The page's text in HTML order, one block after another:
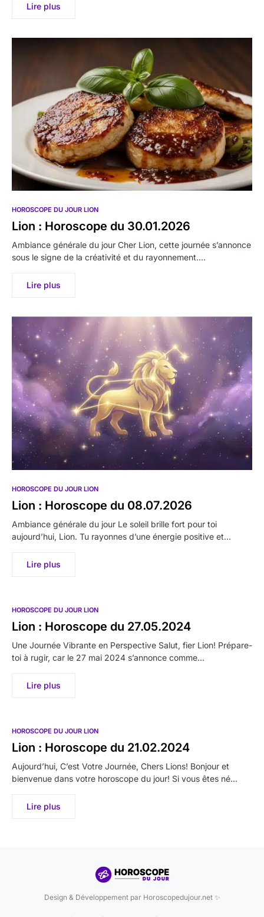
Lire plus
HOROSCOPE DU JOUR LION
Lion : Horoscope du 30.01.2026
Ambiance générale du jour Cher Lion, cette journée s’annonce
sous le signe de la créativité et du rayonnement.…
Lire plus
HOROSCOPE DU JOUR LION
Lion : Horoscope du 08.07.2026
Ambiance générale du jour Le soleil brille fort pour toi
aujourd’hui, Lion. Tu rayonnes d’une énergie positive et…
Lire plus
HOROSCOPE DU JOUR LION
Lion : Horoscope du 27.05.2024
Une Journée Vibrante en Perspective Salut, fier Lion! Prépare-
toi à rugir, car le 27 mai 2024 s’annonce comme…
Lire plus
HOROSCOPE DU JOUR LION
Lion : Horoscope du 21.02.2024
Aujourd’hui, C’est Votre Journée, Chers Lions! Bonjour et
bienvenue dans votre horoscope du jour! Si vous êtes né…
Lire plus
Design & Développement par Horoscopedujour.net ✨